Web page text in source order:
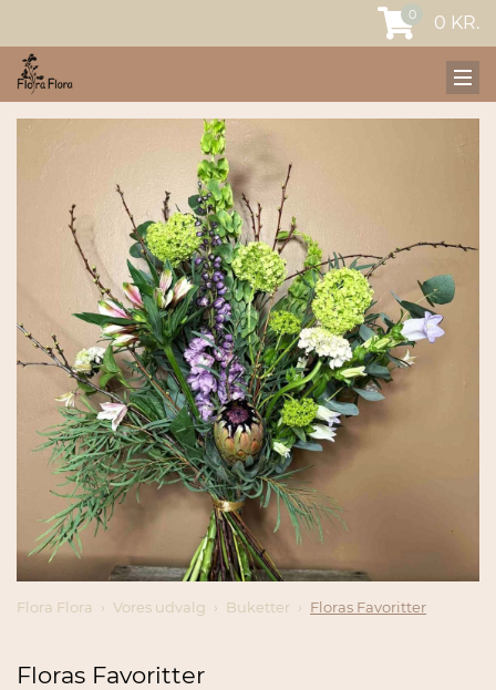
0 0 KR.
Flora Flora Vores udvalg Buketter Floras Favoritter
Floras Favoritter